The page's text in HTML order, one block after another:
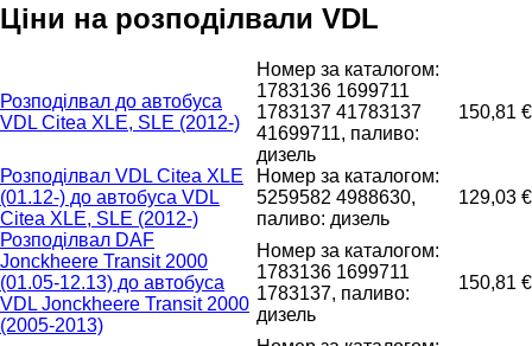
Ціни на розподілвали VDL
Розподілвал до автобуса
VDL Citea XLE, SLE (2012-)
Номер за каталогом:
1783136 1699711
1783137 41783137
41699711, паливо:
дизель
150,81 €
Розподілвал VDL Citea XLE
(01.12-) до автобуса VDL
Citea XLE, SLE (2012-)
Номер за каталогом:
5259582 4988630,
паливо: дизель
129,03 €
Розподілвал DAF
Jonckheere Transit 2000
(01.05-12.13) до автобуса
VDL Jonckheere Transit 2000
(2005-2013)
Номер за каталогом:
1783136 1699711
1783137, паливо:
дизель
150,81 €